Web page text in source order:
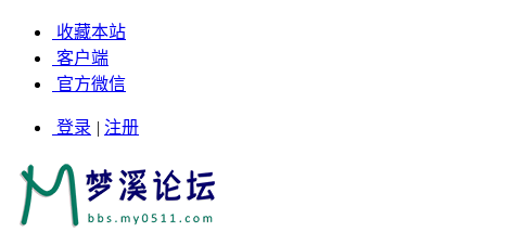
收藏本站
客户端
官方微信
登录 | 注册